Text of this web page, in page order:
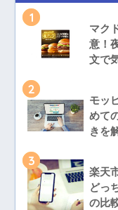
1
マク
意！
文で
2
モッ
めて
きを
3
楽天
どっ
の比